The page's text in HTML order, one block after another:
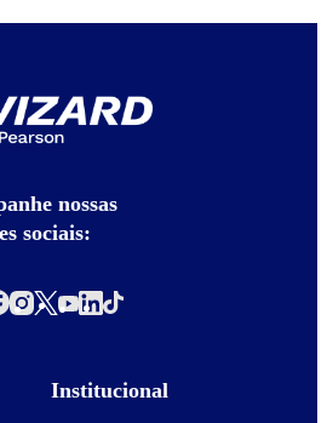
nossas
sociais:
Institucional